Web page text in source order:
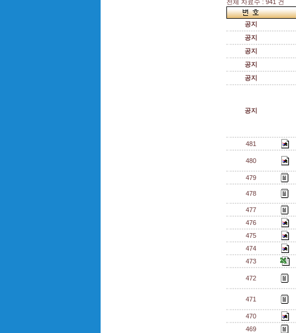
전체 자료수 : 941 건
공지
공지
공지
공지
공지
공지
481
480
479
478
477
476
475
474
473
472
471
470
469